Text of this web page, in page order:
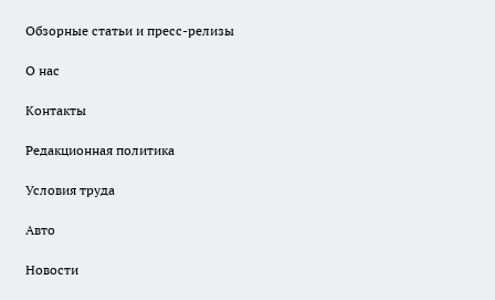
Обзорные статьи и пресс-релизы
О нас
Контакты
Редакционная политика
Условия труда
Авто
Новости